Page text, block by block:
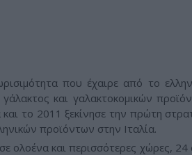
που έχαιρε από το
και γαλακτοκομικών
το 2011 ξεκίνησε την πρώτη
προϊόντων στην Ιταλία.
ολοένα και περισσότερες χώρες, 24